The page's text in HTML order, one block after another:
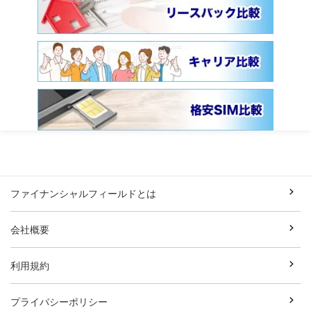
ファイナンシャルフィールドとは
会社概要
利用規約
プライバシーポリシー